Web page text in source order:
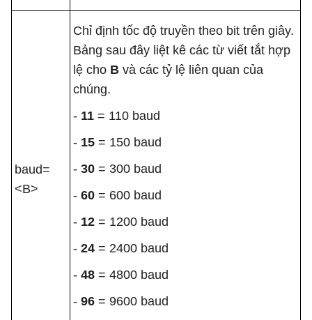
baud=
<B>
Chỉ định tốc độ truyền theo bit trên giây.
Bảng sau đây liệt kê các từ viết tắt hợp
lệ cho B và các tỷ lệ liên quan của
chúng.
- 11 = 110 baud
- 15 = 150 baud
- 30 = 300 baud
- 60 = 600 baud
- 12 = 1200 baud
- 24 = 2400 baud
- 48 = 4800 baud
- 96 = 9600 baud